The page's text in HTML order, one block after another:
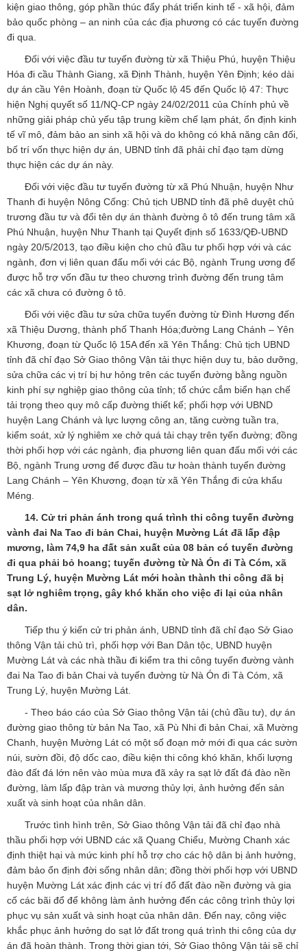
kiện giao thông, góp phần thúc đẩy phát triển kinh tế - xã hội, đảm
bảo quốc phòng – an ninh của các địa phương có các tuyến đường
đi qua.
Đối với việc đầu tư tuyến đường từ xã Thiệu Phú, huyện Thiệu
Hóa đi cầu Thành Giang, xã Định Thành, huyện Yên Định; kéo dài
dự án cầu Yên Hoành, đoạn từ Quốc lộ 45 đến Quốc lộ 47: Thực
hiện Nghị quyết số 11/NQ-CP ngày 24/02/2011 của Chính phủ về
những giải pháp chủ yếu tập trung kiềm chế lạm phát, ổn định kinh
tế vĩ mô, đảm bảo an sinh xã hội và do không có khả năng cân đối,
bố trí vốn thực hiện dự án, UBND tỉnh đã phải chỉ đạo tạm dừng
thực hiện các dự án này.
Đối với việc đầu tư tuyến đường từ xã Phú Nhuận, huyện Như
Thanh đi huyện Nông Cống: Chủ tịch UBND tỉnh đã phê duyệt chủ
trương đầu tư và đổi tên dự án thành đường ô tô đến trung tâm xã
Phú Nhuận, huyện Như Thanh tại Quyết định số 1633/QĐ-UBND
ngày 20/5/2013, tạo điều kiện cho chủ đầu tư phối hợp với và các
ngành, đơn vị liên quan đấu mối với các Bộ, ngành Trung ương để
được hỗ trợ vốn đầu tư theo chương trình đường đến trung tâm
các xã chưa có đường ô tô.
Đối với việc đầu tư sửa chữa tuyến đường từ Đình Hương đến
xã Thiệu Dương, thành phố Thanh Hóa;đường Lang Chánh – Yên
Khương, đoạn từ Quốc lộ 15A đến xã Yên Thắng: Chủ tịch UBND
tỉnh đã chỉ đạo Sở Giao thông Vận tải thực hiện duy tu, bảo dưỡng,
sửa chữa các vị trí bị hư hỏng trên các tuyến đường bằng nguồn
kinh phí sự nghiệp giao thông của tỉnh; tổ chức cắm biển hạn chế
tải trọng theo quy mô cấp đường thiết kế; phối hợp với UBND
huyện Lang Chánh và lực lượng công an, tăng cường tuần tra,
kiểm soát, xử lý nghiêm xe chở quá tải chạy trên tyến đường; đồng
thời phối hợp với các ngành, địa phương liên quan đấu mối với các
Bộ, ngành Trung ương để được đầu tư hoàn thành tuyến đường
Lang Chánh – Yên Khương, đoạn từ xã Yên Thắng đi cửa khẩu
Méng.
14. Cử tri phản ánh trong quá trình thi công tuyến đường
vành đai Na Tao đi bản Chai, huyện Mường Lát đã lấp đập
mương, làm 74,9 ha đất sản xuất của 08 bản có tuyến đường
đi qua phải bỏ hoang; tuyến đường từ Nà Ón đi Tà Cóm, xã
Trung Lý, huyện Mường Lát mới hoàn thành thi công đã bị
sạt lở nghiêm trọng, gây khó khăn cho việc đi lại của nhân
dân.
Tiếp thu ý kiến cử tri phản ánh, UBND tỉnh đã chỉ đạo Sở Giao
thông Vận tải chủ trì, phối hợp với Ban Dân tộc, UBND huyện
Mường Lát và các nhà thầu đi kiểm tra thi công tuyến đường vành
đai Na Tao đi bản Chai và tuyến đường từ Nà Ón đi Tà Cóm, xã
Trung Lý, huyện Mường Lát.
- Theo báo cáo của Sở Giao thông Vận tải (chủ đầu tư), dự án
đường giao thông từ bản Na Tao, xã Pù Nhi đi bản Chai, xã Mường
Chanh, huyện Mường Lát có một số đoạn mở mới đi qua các sườn
núi, sườn đồi, độ dốc cao, điều kiện thi công khó khăn, khối lượng
đào đất đá lớn nên vào mùa mưa đã xảy ra sạt lở đất đá đào nền
đường, làm lấp đập tràn và mương thủy lợi, ảnh hưởng đến sản
xuất và sinh hoạt của nhân dân.
Trước tình hình trên, Sở Giao thông Vận tải đã chỉ đạo nhà
thầu phối hợp với UBND các xã Quang Chiểu, Mường Chanh xác
định thiệt hại và mức kinh phí hỗ trợ cho các hộ dân bị ảnh hưởng,
đảm bảo ổn định đời sống nhân dân; đồng thời phối hợp với UBND
huyện Mường Lát xác định các vị trí đổ đất đào nền đường và gia
cố các bãi đổ để không làm ảnh hưởng đến các công trình thủy lợi
phục vụ sản xuất và sinh hoạt của nhân dân. Đến nay, công việc
khắc phục ảnh hưởng do sạt lở đất trong quá trình thi công của dự
án đã hoàn thành. Trong thời gian tới, Sở Giao thông Vận tải sẽ chỉ